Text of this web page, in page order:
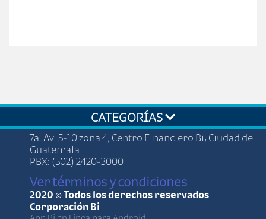
CATEGORÍAS
7a. Av. 5-10 zona 4, Centro Financiero Bi, Ciudad de
Guatemala.
PBX: (502) 2420-3000
Ver términos y condiciones
2020 © Todos los derechos reservados
Corporación Bi